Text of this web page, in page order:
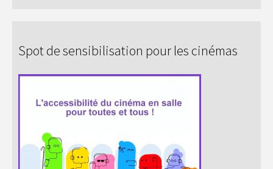
Spot de sensibilisation pour les cinémas